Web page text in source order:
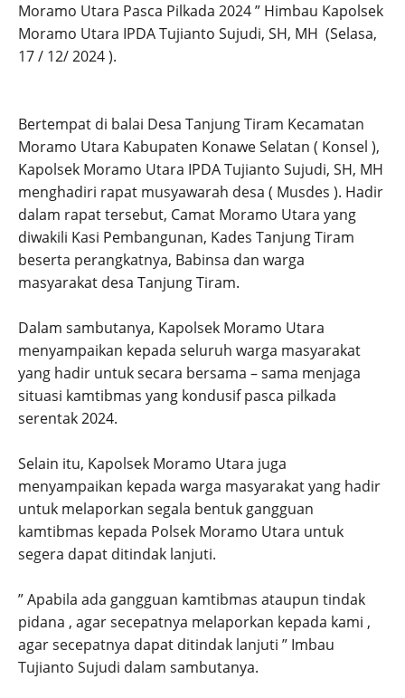
Moramo Utara Pasca Pilkada 2024 ” Himbau Kapolsek
Moramo Utara IPDA Tujianto Sujudi, SH, MH (Selasa,
17 / 12/ 2024 ).
Bertempat di balai Desa Tanjung Tiram Kecamatan
Moramo Utara Kabupaten Konawe Selatan ( Konsel ),
Kapolsek Moramo Utara IPDA Tujianto Sujudi, SH, MH
menghadiri rapat musyawarah desa ( Musdes ). Hadir
dalam rapat tersebut, Camat Moramo Utara yang
diwakili Kasi Pembangunan, Kades Tanjung Tiram
beserta perangkatnya, Babinsa dan warga
masyarakat desa Tanjung Tiram.
Dalam sambutanya, Kapolsek Moramo Utara
menyampaikan kepada seluruh warga masyarakat
yang hadir untuk secara bersama – sama menjaga
situasi kamtibmas yang kondusif pasca pilkada
serentak 2024.
Selain itu, Kapolsek Moramo Utara juga
menyampaikan kepada warga masyarakat yang hadir
untuk melaporkan segala bentuk gangguan
kamtibmas kepada Polsek Moramo Utara untuk
segera dapat ditindak lanjuti.
” Apabila ada gangguan kamtibmas ataupun tindak
pidana , agar secepatnya melaporkan kepada kami ,
agar secepatnya dapat ditindak lanjuti ” Imbau
Tujianto Sujudi dalam sambutanya.